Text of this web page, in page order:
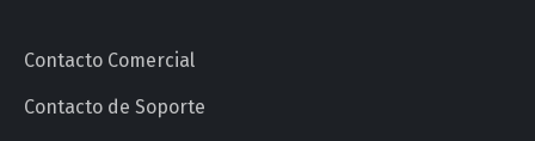
Contacto Comercial
Contacto de Soporte